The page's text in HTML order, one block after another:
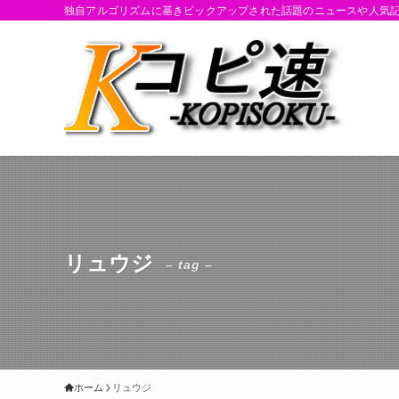
独自アルゴリズムに基きピックアップされた話題のニュースや人気
リュウジ – tag –
ホーム リュウジ